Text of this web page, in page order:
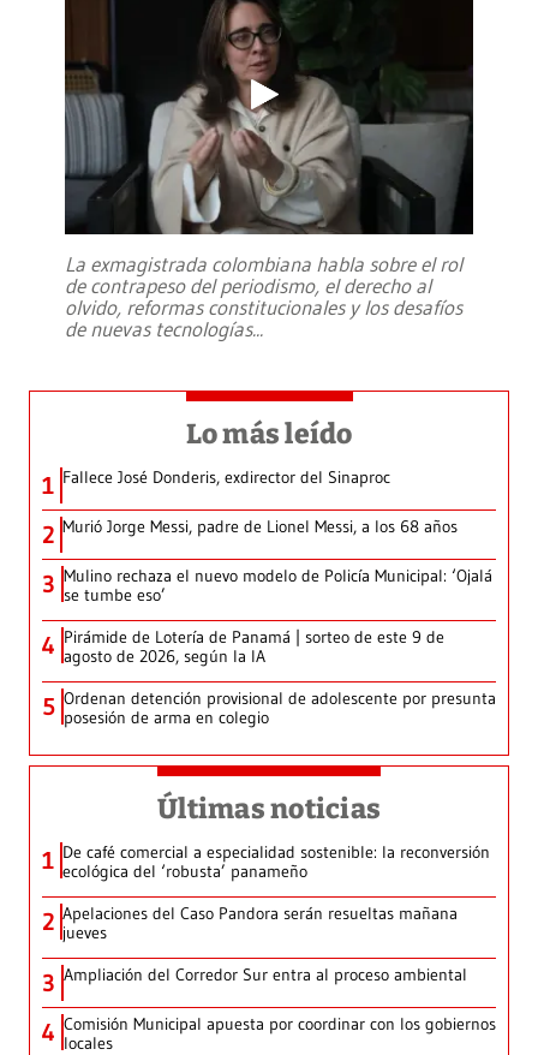
La exmagistrada colombiana habla sobre el rol
de contrapeso del periodismo, el derecho al
olvido, reformas constitucionales y los desafíos
de nuevas tecnologías...
Lo más leído
1 Fallece José Donderis, exdirector del Sinaproc
2 Murió Jorge Messi, padre de Lionel Messi, a los 68 años
3 Mulino rechaza el nuevo modelo de Policía Municipal: ‘Ojalá
se tumbe eso’
4 Pirámide de Lotería de Panamá | sorteo de este 9 de
agosto de 2026, según la IA
5 Ordenan detención provisional de adolescente por presunta
posesión de arma en colegio
Últimas noticias
1 De café comercial a especialidad sostenible: la reconversión
ecológica del ‘robusta’ panameño
2 Apelaciones del Caso Pandora serán resueltas mañana
jueves
3 Ampliación del Corredor Sur entra al proceso ambiental
4 Comisión Municipal apuesta por coordinar con los gobiernos
locales